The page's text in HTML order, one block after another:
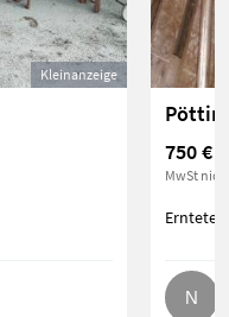
Kleinanzeige
750 €
MwSt